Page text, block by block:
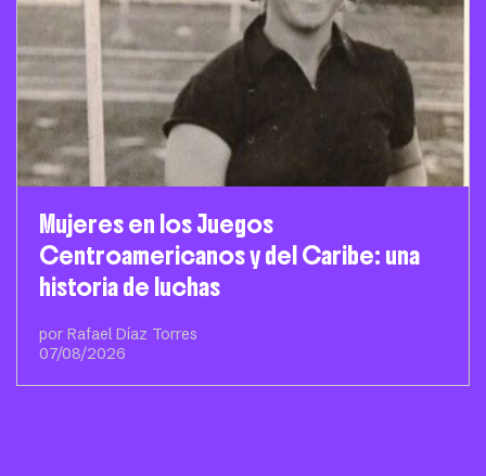
Mujeres en los Juegos
Centroamericanos y del Caribe: una
historia de luchas
por Rafael Díaz Torres
07/08/2026